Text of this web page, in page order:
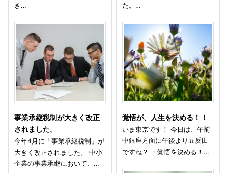
き…
事業承継税制が大きく改正
されました。
今年4月に「事業承継税制」が
大きく改正されました。 中小
企業の事業承継において、…
た。…
覚悟が、人生を決める！！
いま東京です！ 今日は、午前
中銀座方面に午後より五反田
ですね？ ・覚悟を決める！…